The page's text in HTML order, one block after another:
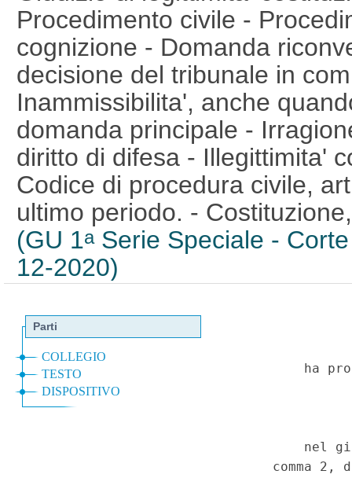
Procedimento civile -
cognizione - Domanda
decisione del tribunale in
Inammissibilita', anche
domanda principale -
diritto di difesa - Illegittimita'
Codice di procedura civile,
ultimo periodo. -
(GU 1aSerie Speciale -
12-2020)